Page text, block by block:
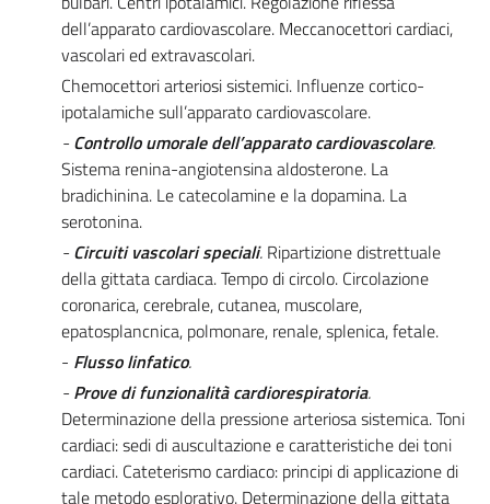
dell’apparato cardiovascolare. Meccanocettori cardiaci,
vascolari ed extravascolari.
Chemocettori arteriosi sistemici. Influenze cortico-
ipotalamiche sull’apparato cardiovascolare.
- Controllo umorale dell’apparato cardiovascolare.
Sistema renina-angiotensina aldosterone. La
bradichinina. Le catecolamine e la dopamina. La
serotonina.
- Circuiti vascolari speciali. Ripartizione distrettuale
della gittata cardiaca. Tempo di circolo. Circolazione
coronarica, cerebrale, cutanea, muscolare,
epatosplancnica, polmonare, renale, splenica, fetale.
- Flusso linfatico.
- Prove di funzionalità cardiorespiratoria.
Determinazione della pressione arteriosa sistemica. Toni
cardiaci: sedi di auscultazione e caratteristiche dei toni
cardiaci. Cateterismo cardiaco: principi di applicazione di
tale metodo esplorativo. Determinazione della gittata